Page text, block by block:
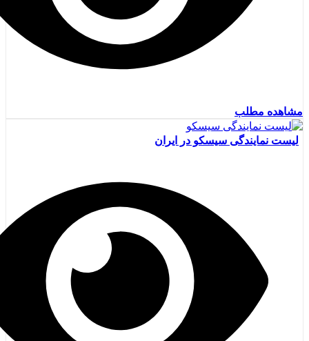
مشاهده مطلب
لیست نمایندگی سیسکو در ایران